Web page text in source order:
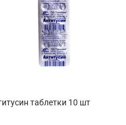
таблетки 10 шт